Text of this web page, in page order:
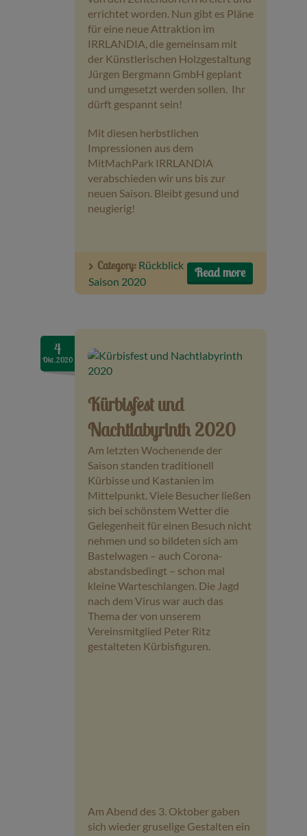
errichtet worden. Nun gibt es Pläne
für eine neue Attraktion im
IRRLANDIA, die gemeinsam mit
der Künstlerischen Holzgestaltung
Jürgen Bergmann GmbH geplant
und umgesetzt werden sollen. Ihr
dürft gespannt sein!
Mit diesen herbstlichen
Impressionen aus dem
MitMachPark IRRLANDIA
verabschieden wir uns bis zur
neuen Saison. Bleibt gesund und
neugierig!
Read more
Category: Rückblick
Saison 2020
4
Okt..2020
Kürbisfest und
Nachtlabyrinth 2020
Am letzten Wochenende der
Saison standen traditionell
Kürbisse und Kastanien im
Mittelpunkt. Viele Besucher ließen
sich bei schönstem Wetter die
Gelegenheit für einen Besuch nicht
nehmen und so bildeten sich am
Bastelwagen – auch Corona-
abstandsbedingt – schon mal
kleine Warteschlangen. Die Jagd
nach dem Virus war auch das
Thema der von unserem
Vereinsmitglied Peter Ritz
gestalteten Kürbisfiguren.
Am Abend des 3. Oktober gaben
sich wieder gruselige Gestalten ein